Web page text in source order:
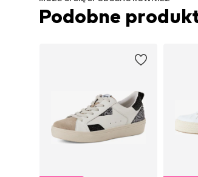
Podobne